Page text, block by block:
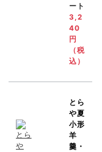
ート
3,2
40
円
（税
込）
とら
や夏
小形
羊
羹・